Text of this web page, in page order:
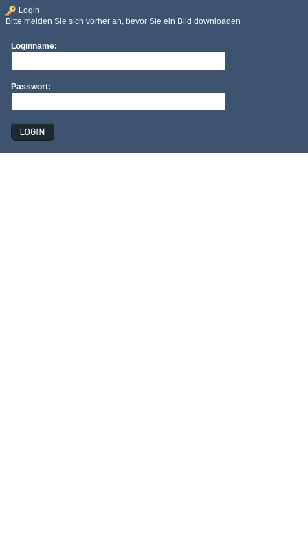
Login
Bitte melden Sie sich vorher an, bevor Sie ein Bild downloaden
Loginname:
Passwort: